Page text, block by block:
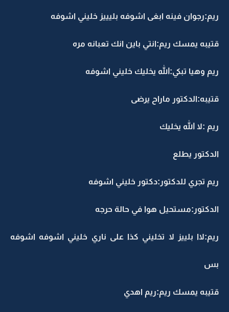
ريم:رجوان فينه ابغى اشوفه بليييز خليني اشوفه
قتيبه يمسك ريم:انتي باين انك تعبانه مره
ريم وهيا تبكي:الله يخليك خليني اشوفه
قتيبه:الدكتور ماراح يرضى
ريم :لا الله يخليك
الدكتور يطلع
ريم تجري للدكتور:دكتور خليني اشوفه
الدكتور:مستحيل هوا في حالة حرجه
ريم:لاا بلييز لا تخليني كذا على ناري خليني اشوفه اشوفه
بس
قتيبه يمسك ريم:ريم اهدي